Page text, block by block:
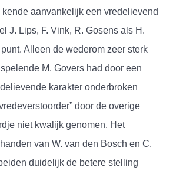
aanvankelijk een vredelievend
J. Lips, F. Vink, R. Gosens als H.
Alleen de wederom zeer sterk
M. Govers had door een
karakter onderbroken
door de overige
niet kwalijk genomen. Het
van W. van den Bosch en C.
duidelijk de betere stelling